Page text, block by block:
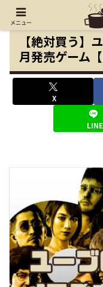
【絶対買う】
月発売ゲーム
X
LINE
メニュー